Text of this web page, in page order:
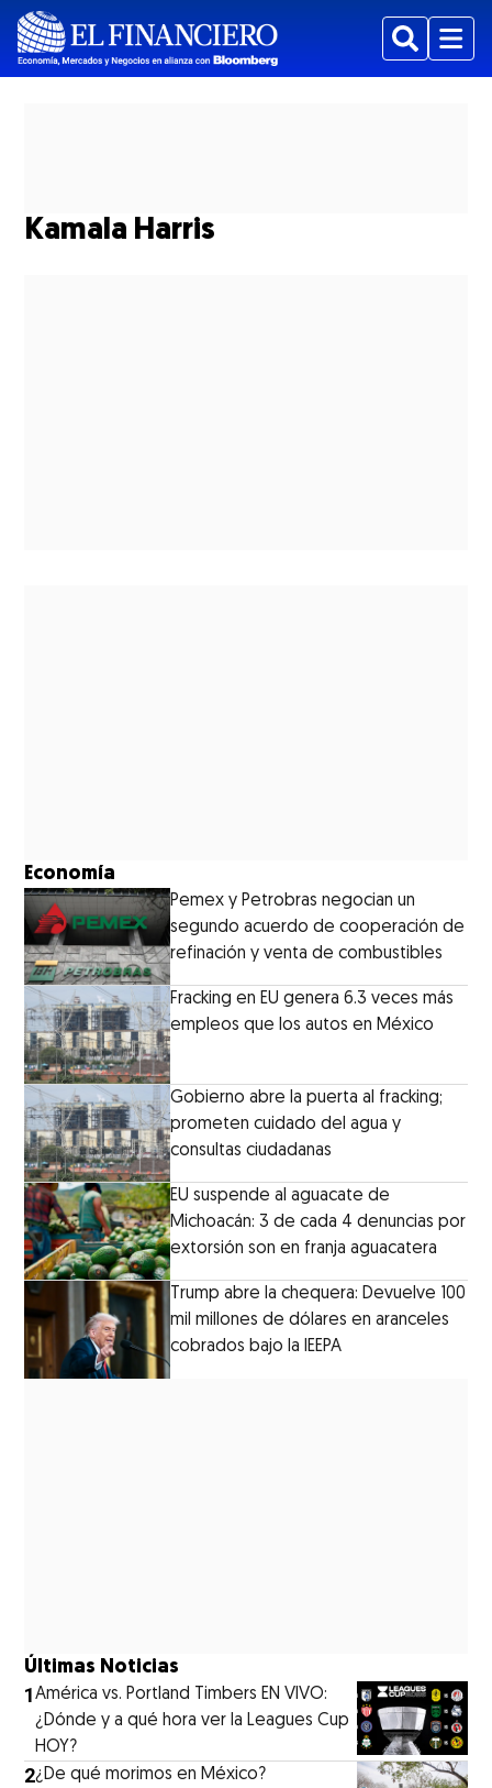
BuscarMenu
Kamala Harris
Economía
Pemex y Petrobras negocian un
segundo acuerdo de cooperación de
refinación y venta de combustibles
Fracking en EU genera 6.3 veces más
empleos que los autos en México
Gobierno abre la puerta al fracking;
prometen cuidado del agua y
consultas ciudadanas
EU suspende al aguacate de
Michoacán: 3 de cada 4 denuncias por
extorsión son en franja aguacatera
Trump abre la chequera: Devuelve 100
mil millones de dólares en aranceles
cobrados bajo la IEEPA
Últimas Noticias
1América vs. Portland Timbers EN VIVO:
¿Dónde y a qué hora ver la Leagues Cup
HOY?
2¿De qué morimos en México?